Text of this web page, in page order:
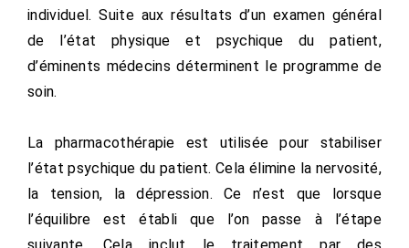
individuel. Suite aux résultats d’un examen général
de l’état physique et psychique du patient,
d’éminents médecins déterminent le programme de
soin.
La pharmacothérapie est utilisée pour stabiliser
l’état psychique du patient. Cela élimine la nervosité,
la tension, la dépression. Ce n’est que lorsque
l’équilibre est établi que l’on passe à l’étape
suivante. Cela inclut le traitement par des